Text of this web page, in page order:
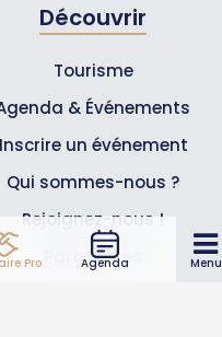
Pro Agenda Menu
Découvrir
Tourisme
& Événements
Inscrire un événement
Qui sommes-nous ?
Rejoignez-nous !
Partenaires